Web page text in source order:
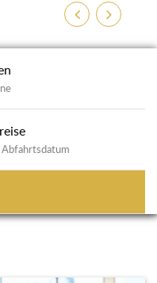
ZurückWeiter
Abfahrtsdatum